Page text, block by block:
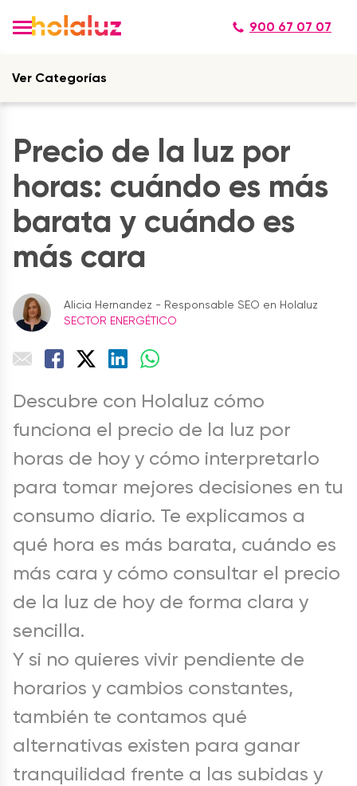
900 67 07 07
Ver Categorías
Precio de la luz por
horas: cuándo es más
barata y cuándo es
más cara
Alicia Hernandez - Responsable SEO en Holaluz
SECTOR ENERGÉTICO
Descubre con Holaluz cómo
funciona el precio de la luz por
horas de hoy y cómo interpretarlo
para tomar mejores decisiones en tu
consumo diario. Te explicamos a
qué hora es más barata, cuándo es
más cara y cómo consultar el precio
de la luz de hoy de forma clara y
sencilla.
Y si no quieres vivir pendiente de
horarios y cambios constantes,
también te contamos qué
alternativas existen para ganar
tranquilidad frente a las subidas y